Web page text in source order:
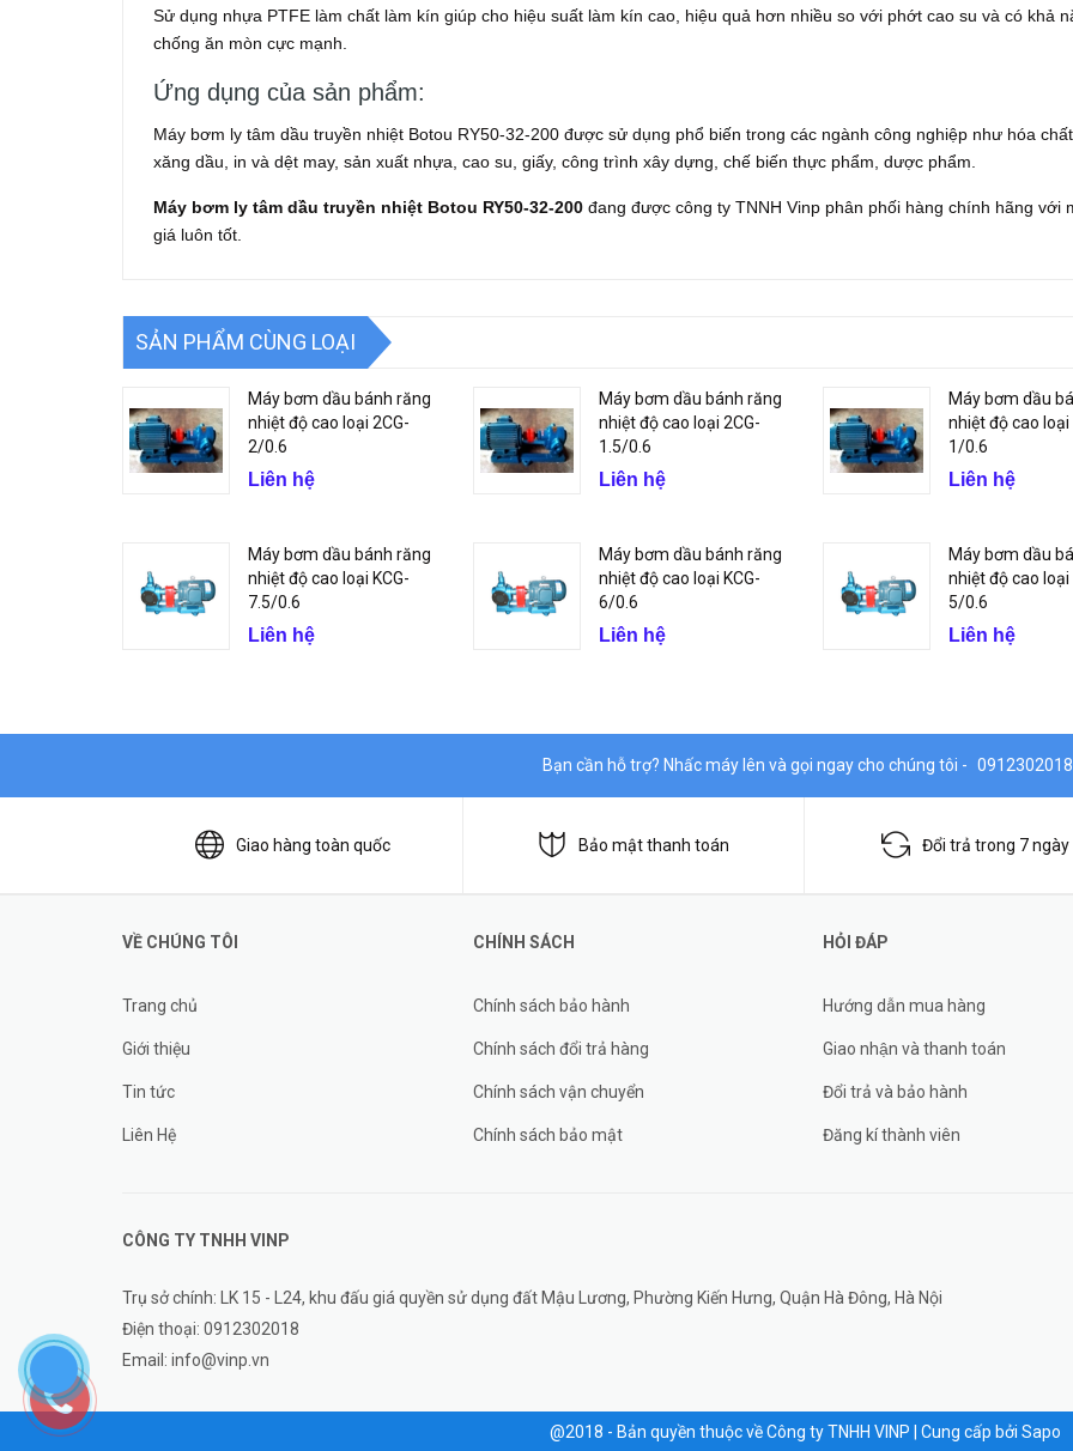
Sử dụng nhựa PTFE làm chất làm kín giúp cho hiệu suất làm kín cao, hiệu quả hơn nhiều so với phớt cao su và có khả
chống ăn mòn cực mạnh.
Ứng dụng của sản phẩm:
Máy bơm ly tâm dầu truyền nhiệt Botou RY50-32-200 được sử dụng phổ biến trong các ngành công nghiệp như hóa chất
xăng dầu, in và dệt may, sản xuất nhựa, cao su, giấy, công trình xây dựng, chế biến thực phẩm, dược phẩm.
Máy bơm ly tâm dầu truyền nhiệt Botou RY50-32-200 đang được công ty TNNH Vinp phân phối hàng chính hãng với
giá luôn tốt.
SẢN PHẨM CÙNG LOẠI
Máy bơm dầu bánh răng
nhiệt độ cao loại 2CG-
2/0.6
Liên hệ
Máy bơm dầu bánh răng
nhiệt độ cao loại 2CG-
1.5/0.6
Liên hệ
Máy bơm dầu
nhiệt độ cao loại
1/0.6
Liên hệ
Máy bơm dầu bánh răng
nhiệt độ cao loại KCG-
7.5/0.6
Liên hệ
Máy bơm dầu bánh răng
nhiệt độ cao loại KCG-
6/0.6
Liên hệ
Máy bơm dầu
nhiệt độ cao loại
5/0.6
Liên hệ
Bạn cần hỗ trợ? Nhấc máy lên và gọi ngay cho chúng tôi - 0912302018
Giao hàng toàn quốc Bảo mật thanh toán Đổi trả trong 7 ngày
VỀ CHÚNG TÔI
Trang chủ
Giới thiệu
Tin tức
Liên Hệ
CHÍNH SÁCH
Chính sách bảo hành
Chính sách đổi trả hàng
Chính sách vận chuyển
Chính sách bảo mật
HỎI ĐÁP
Hướng dẫn mua hàng
Giao nhận và thanh toán
Đổi trả và bảo hành
Đăng kí thành viên
CÔNG TY TNHH VINP
Trụ sở chính: LK 15 - L24, khu đấu giá quyền sử dụng đất Mậu Lương, Phường Kiến Hưng, Quận Hà Đông, Hà Nội
Điện thoại: 0912302018
Email: info@vinp.vn
@2018 - Bản quyền thuộc về Công ty TNHH VINP Cung cấp bởi Sapo